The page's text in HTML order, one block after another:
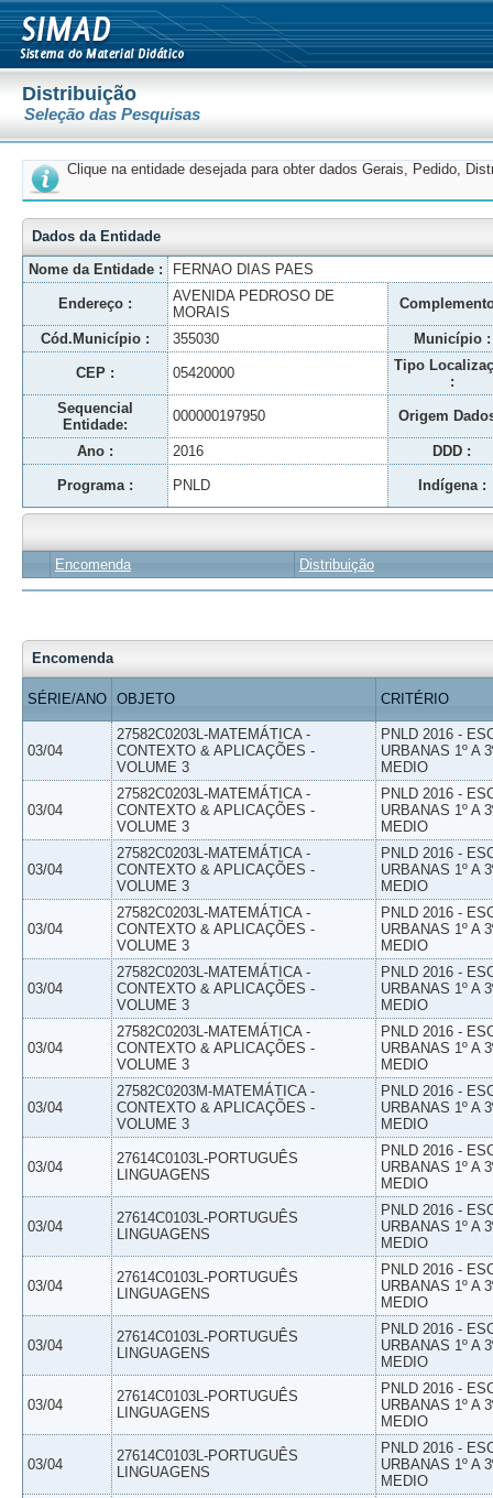
Distribuição
Seleção das Pesquisas
Clique na entidade desejada para obter dados Gerais, Pedido,
Dados da Entidade
Nome da Entidade :
FERNAO DIAS PAES
Endereço :
AVENIDA PEDROSO DE
MORAIS
Cód.Município : 355030 Município :
CEP : 05420000
Tipo
:
Sequencial
Entidade:
000000197950 Origem
Ano : 2016 DDD :
Programa : PNLD Indígena :
Encomenda Distribuição
Encomenda
SÉRIE/ANO OBJETO CRITÉRIO
03/04
27582C0203L-MATEMÁTICA -
CONTEXTO & APLICAÇÕES -
VOLUME 3
PNLD 2016 -
URBANAS 1º A
MEDIO
03/04
27582C0203L-MATEMÁTICA -
CONTEXTO & APLICAÇÕES -
VOLUME 3
PNLD 2016 -
URBANAS 1º A
MEDIO
03/04
27582C0203L-MATEMÁTICA -
CONTEXTO & APLICAÇÕES -
VOLUME 3
PNLD 2016 -
URBANAS 1º A
MEDIO
03/04
27582C0203L-MATEMÁTICA -
CONTEXTO & APLICAÇÕES -
VOLUME 3
PNLD 2016 -
URBANAS 1º A
MEDIO
03/04
27582C0203L-MATEMÁTICA -
CONTEXTO & APLICAÇÕES -
VOLUME 3
PNLD 2016 -
URBANAS 1º A
MEDIO
03/04
27582C0203L-MATEMÁTICA -
CONTEXTO & APLICAÇÕES -
VOLUME 3
PNLD 2016 -
URBANAS 1º A
MEDIO
03/04
27582C0203M-MATEMÁTICA -
CONTEXTO & APLICAÇÕES -
VOLUME 3
PNLD 2016 -
URBANAS 1º A
MEDIO
03/04
27614C0103L-PORTUGUÊS
LINGUAGENS
PNLD 2016 -
URBANAS 1º A
MEDIO
03/04
27614C0103L-PORTUGUÊS
LINGUAGENS
PNLD 2016 -
URBANAS 1º A
MEDIO
03/04
27614C0103L-PORTUGUÊS
LINGUAGENS
PNLD 2016 -
URBANAS 1º A
MEDIO
03/04
27614C0103L-PORTUGUÊS
LINGUAGENS
PNLD 2016 -
URBANAS 1º A
MEDIO
03/04
27614C0103L-PORTUGUÊS
LINGUAGENS
PNLD 2016 -
URBANAS 1º A
MEDIO
03/04
27614C0103L-PORTUGUÊS
LINGUAGENS
PNLD 2016 -
URBANAS 1º A
MEDIO